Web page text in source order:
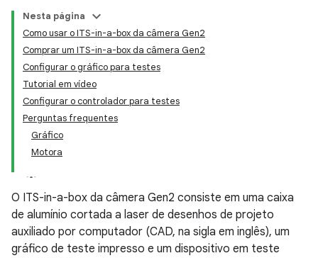
Nesta página
Como usar o ITS-in-a-box da câmera Gen2
Comprar um ITS-in-a-box da câmera Gen2
Configurar o gráfico para testes
Tutorial em vídeo
Configurar o controlador para testes
Perguntas frequentes
Gráfico
Motora
O ITS-in-a-box da câmera Gen2 consiste em uma caixa
de alumínio cortada a laser de desenhos de projeto
auxiliado por computador (CAD, na sigla em inglês), um
gráfico de teste impresso e um dispositivo em teste